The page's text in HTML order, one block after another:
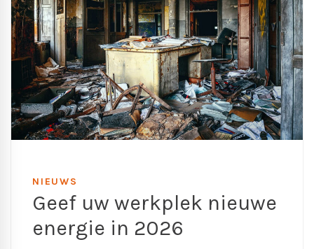
NIEUWS
Geef uw werkplek nieuwe
energie in 2026